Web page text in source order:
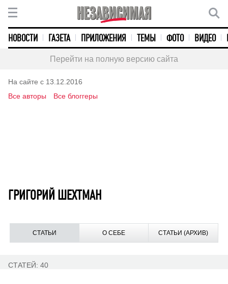
НОВОСТИ ГАЗЕТА ПРИЛОЖЕНИЯ ТЕМЫ ФОТО ВИДЕО
Перейти на полную версию сайта
На сайте с 13.12.2016
Все авторы
Все блоггеры
ГРИГОРИЙ ШЕХТМАН
СТАТЬИ О СЕБЕ СТАТЬИ (АРХИВ)
СТАТЕЙ: 40